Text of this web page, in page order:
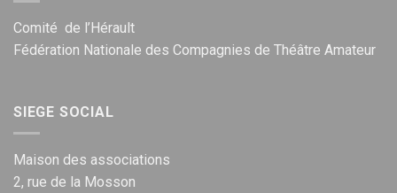
Comité de l’Hérault
Fédération Nationale des Compagnies de Théâtre Amateur
SIEGE SOCIAL
Maison des associations
2, rue de la Mosson